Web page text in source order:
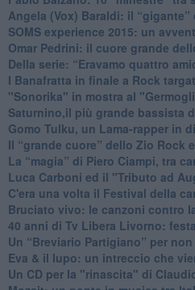
Angela (Vox) Baraldi: il “gigante”
​SOMS experience 2015: un
Omar Pedrini: il cuore grande
Della serie: “Eravamo quattro
I Banafratta in finale a Rock
"Sonorika" in mostra al
​Saturnino,il più grande bassista
​Gomo Tulku, un Lama-rapper in
​Il “grande cuore” dello Zio Rock
La “magia” di Piero Ciampi, tra
Luca Carboni ed il "Tributo ad
C'era una volta il Festival della
Bruciato vivo: le canzoni contro
40 anni di Tv Libera Livorno:
Un “Breviario Partigiano” per
Eva & il lupo: un intreccio che
Un CD per la "rinascita" di